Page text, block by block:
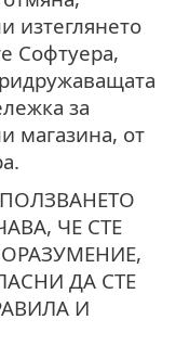
изтеглянето
Софтуера,
за
магазина, от
ЧЕ СТЕ
ДА СТЕ
И